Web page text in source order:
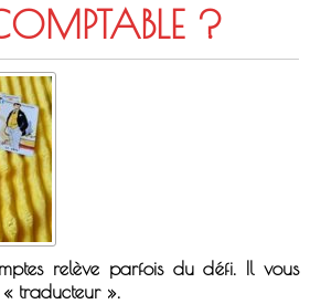
?
relève parfois du défi. Il vous
traducteur ».